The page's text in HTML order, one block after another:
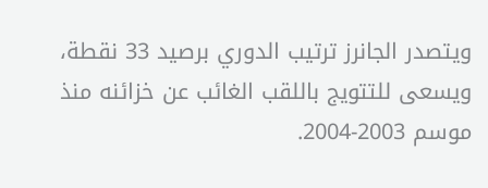
ويتصدر الجانرز ترتيب الدوري برصيد 33 نقطة،
ويسعى للتتويج باللقب الغائب عن خزائنه منذ
موسم 2003-2004.